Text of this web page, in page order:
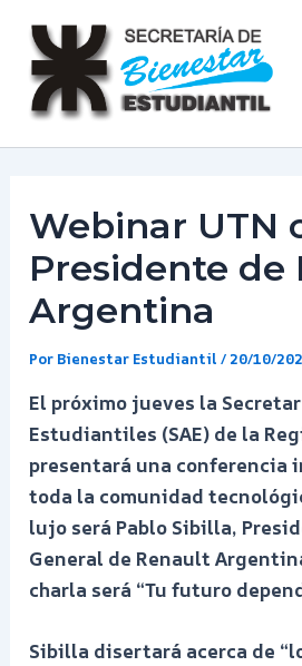
contenido
Webinar UTN
Presidente de
Argentina
Por Bienestar Estudiantil/ 20/10/
El próximo jueves la
Estudiantiles (SAE) de la
presentará una conferencia
toda la comunidad
lujo será Pablo Sibilla,
General de Renault
charla será “Tu futuro
Sibilla disertará acerca de